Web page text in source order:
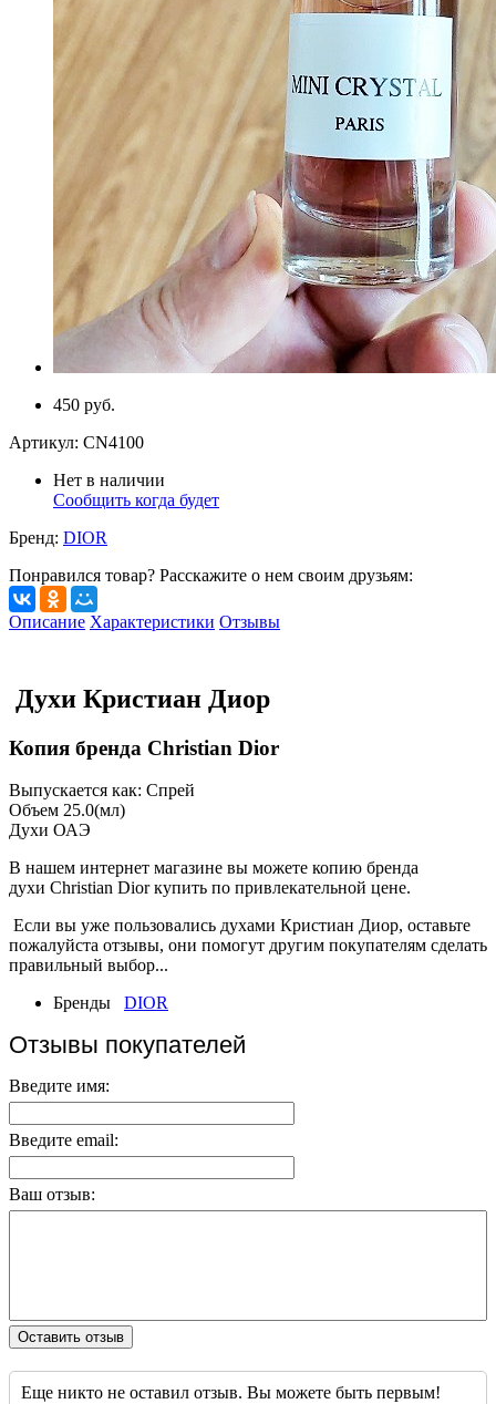
450 руб.
Артикул: CN4100
Нет в наличии
Сообщить когда будет
Бренд: DIOR
Понравился товар? Расскажите о нем своим друзьям:
Описание Характеристики Отзывы
Духи Кристиан Диор
Копия бренда Christian Dior
Выпускается как: Спрей
Объем 25.0(мл)
Духи ОАЭ
В нашем интернет магазине вы можете копию бренда
духи Christian Dior купить по привлекательной цене.
Если вы уже пользовались духами Кристиан Диор, оставьте
пожалуйста отзывы, они помогут другим покупателям сделать
правильный выбор...
Бренды
DIOR
Отзывы покупателей
Введите имя:
Введите email:
Ваш отзыв:
Оставить отзыв
Еще никто не оставил отзыв. Вы можете быть первым!